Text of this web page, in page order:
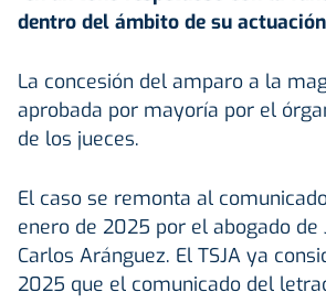
dentro del ámbito de su
La concesión del amparo a la
aprobada por mayoría por el
de los jueces.
El caso se remonta al
enero de 2025 por el abogado de
Carlos Aránguez. El TSJA ya
2025 que el comunicado del